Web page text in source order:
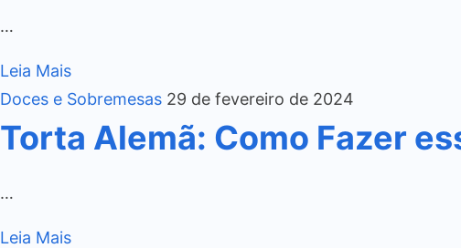
…
Leia Mais
Doces e Sobremesas 29 de fevereiro de 2024
Torta Alemã: Como Fazer
…
Leia Mais